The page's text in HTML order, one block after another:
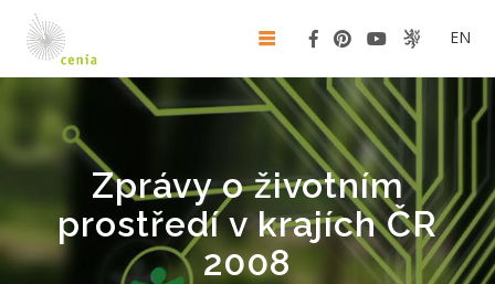
EN
Zprávy o životním
prostředí v krajích ČR
2008